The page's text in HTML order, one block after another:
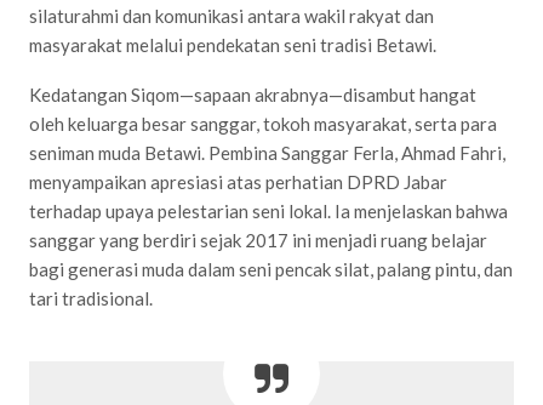
silaturahmi dan komunikasi antara wakil rakyat dan
masyarakat melalui pendekatan seni tradisi Betawi.
Kedatangan Siqom—sapaan akrabnya—disambut hangat
oleh keluarga besar sanggar, tokoh masyarakat, serta para
seniman muda Betawi. Pembina Sanggar Ferla, Ahmad Fahri,
menyampaikan apresiasi atas perhatian DPRD Jabar
terhadap upaya pelestarian seni lokal. Ia menjelaskan bahwa
sanggar yang berdiri sejak 2017 ini menjadi ruang belajar
bagi generasi muda dalam seni pencak silat, palang pintu, dan
tari tradisional.